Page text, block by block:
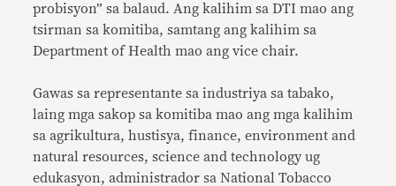
probisyon” sa balaud. Ang kalihim sa DTI mao ang
tsirman sa komitiba, samtang ang kalihim sa
Department of Health mao ang vice chair.
Gawas sa representante sa industriya sa tabako,
laing mga sakop sa komitiba mao ang mga kalihim
sa agrikultura, hustisya, finance, environment and
natural resources, science and technology ug
edukasyon, administrador sa National Tobacco